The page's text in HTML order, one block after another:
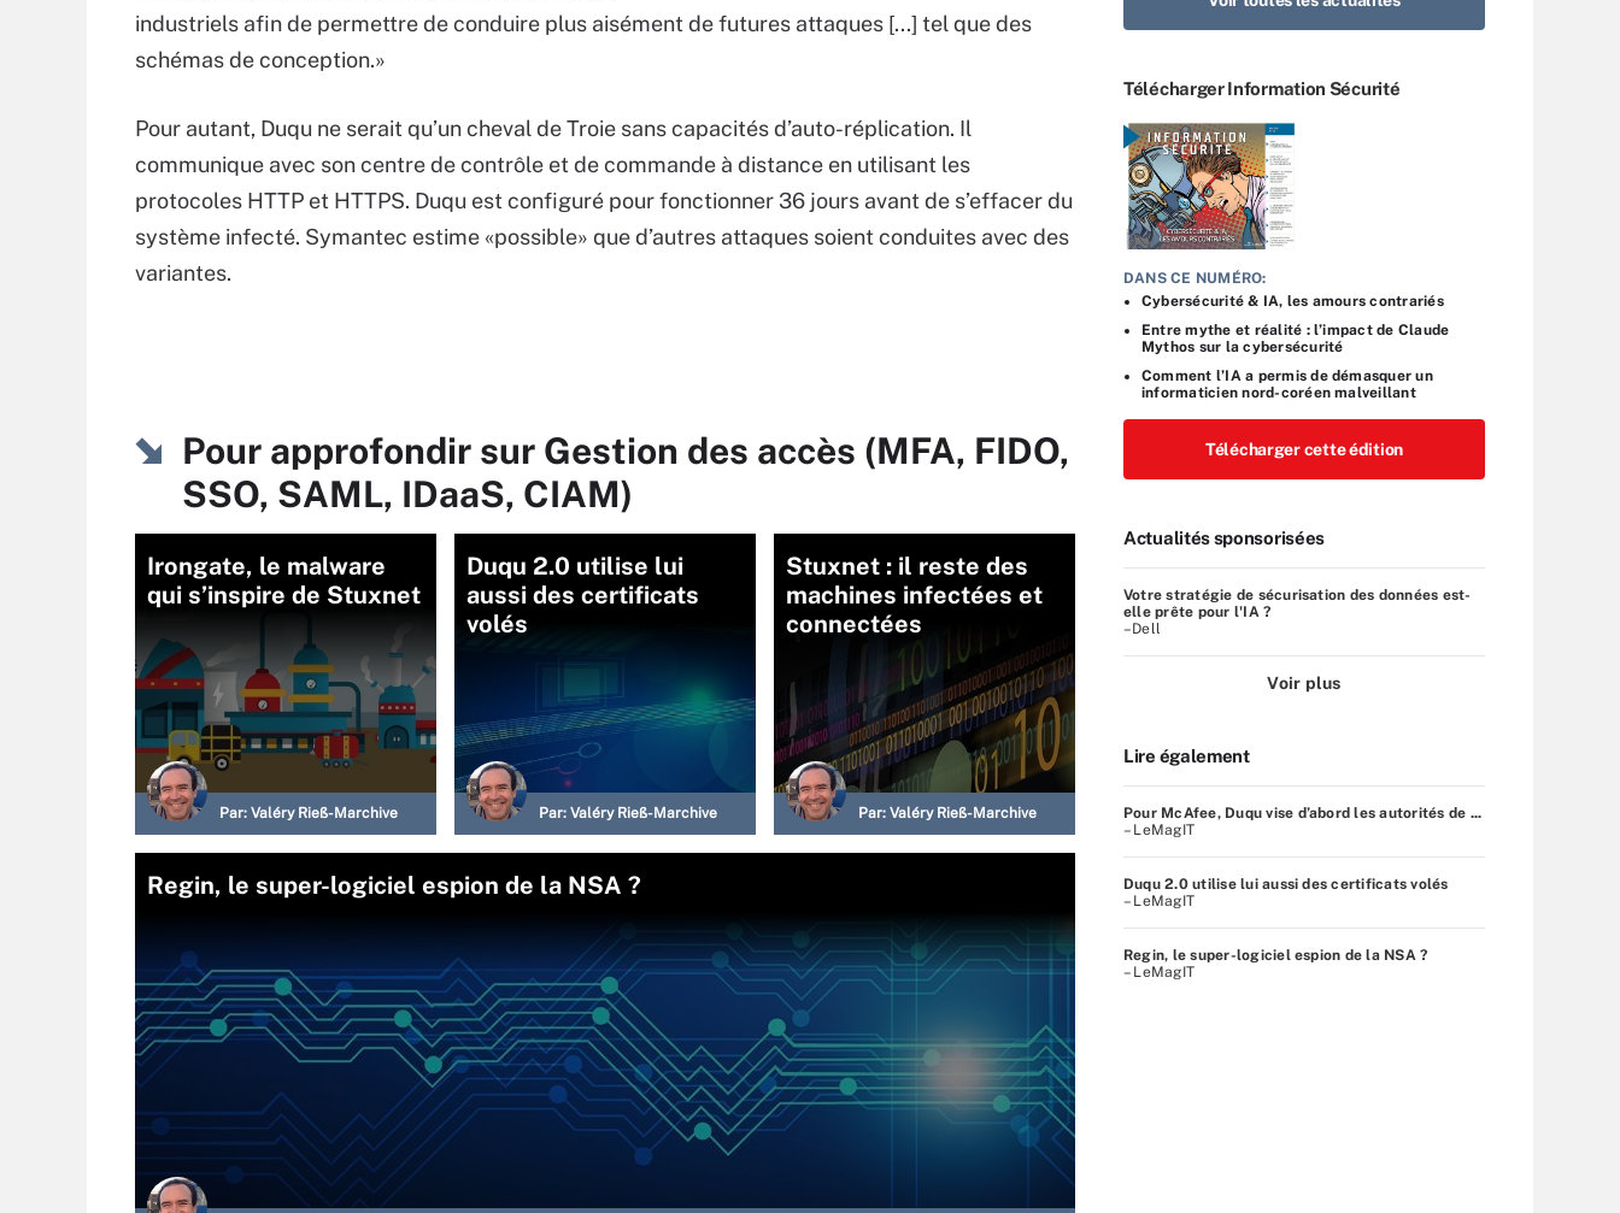
industriels afin de permettre de conduire plus aisément de futures attaques [...] tel que des
schémas de conception.»
Pour autant, Duqu ne serait qu’un cheval de Troie sans capacités d’auto-réplication. Il
communique avec son centre de contrôle et de commande à distance en utilisant les
protocoles HTTP et HTTPS. Duqu est configuré pour fonctionner 36 jours avant de s’effacer du
système infecté. Symantec estime «possible» que d’autres attaques soient conduites avec des
variantes.
Pour approfondir sur Gestion des accès (MFA, FIDO,
SSO, SAML, IDaaS, CIAM)
Irongate, le malware
qui s’inspire de Stuxnet
Par: Valéry Rieß-Marchive
Duqu 2.0 utilise lui
aussi des certificats
volés
Par: Valéry Rieß-Marchive
Stuxnet : il reste des
machines infectées et
connectées
Par: Valéry Rieß-Marchive
Regin, le super-logiciel espion de la NSA ?
Télécharger Information Sécurité
DANS CE NUMÉRO:
Cybersécurité & IA, les amours contrariés
Entre mythe et réalité : l’impact de Claude
Mythos sur la cybersécurité
Comment l’IA a permis de démasquer un
informaticien nord-coréen malveillant
Télécharger cette édition
Actualités sponsorisées
Votre stratégie de sécurisation des données est-
elle prête pour l'IA ?
–Dell
Voir plus
Lire également
Pour McAfee, Duqu vise d’abord les autorités de ...
– LeMagIT
Duqu 2.0 utilise lui aussi des certificats volés
– LeMagIT
Regin, le super-logiciel espion de la NSA ?
– LeMagIT